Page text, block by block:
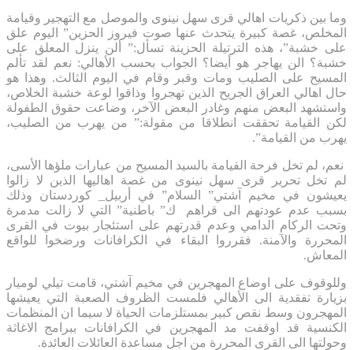
وما بين ذكريات اهالي قرى سهل نينوى والموصل مع التهجير وقيامة
المخلص، غصة كبيرة يتحدث عنها صوت فيروز الحزين” اليوم علق
على خشبة”، هذه الترتيلة الحزينة تسأل:” ألن ينزل المعلق على
خشبة؟ الن يهاجر هو أيضا؟ الجواب بحسب الأهالي: نعم لقد تألم
المسيح على الصليب ومات وقبر وقام في اليوم الثالث. وهذا هو
حال اهالي العراق الجريح الذين تهجروا وذاقوا لوعة خشبة الخلاص،
واستشهد البعض منهم وغادر البعض الآخر، وضاعت حقوق الطفولة
لكن القيامة تحققت انطلاقا من مقولة:” من يهرب من الصليب،
يهرب من القيامة”.
نعم، لم تخل فرحة القيامة بالسيد المسيح من عبارات ملؤها الأسى،
لم تخل تحرير قرى سهل نينوى من غصة اهاليها الذين لا زالوا
يعيشون في مخيم آشتي” السلام” في أربيل_ كوردستان وذلك
بسبب عدم عودتهم الى قراهم ك” باطنية” التي لا زالت مدمرة
وتحت الركام الدامي وعدم قدرتهم على استئجار بيوت في القرى
المحررة والآمنة. فقرروا البقاء في الكرافانات ورضخوا للواقع
المعاش.
وللوقوف على اوضاع المهجرين في مخيم آشتي، قامت تيلي لوميار
بزيارة تفقدية الى الأهالي فلمست الظروف الصعبة التي يعيشها
المهجرون وسط نقص كبير بمستلزمات الحياة لا سيما ان المنظمات
الكنسية قد اوقفت مد المهجرين في الكرافانات ببرامج الاغاثة
وحولتها الى القرى المحررة من اجل مساعدة العائلات العائدة.